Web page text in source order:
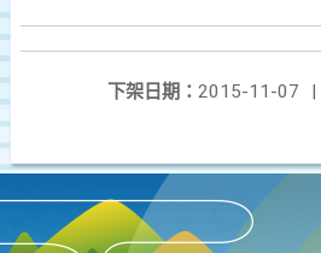
下架日期： 2015-11-07
|